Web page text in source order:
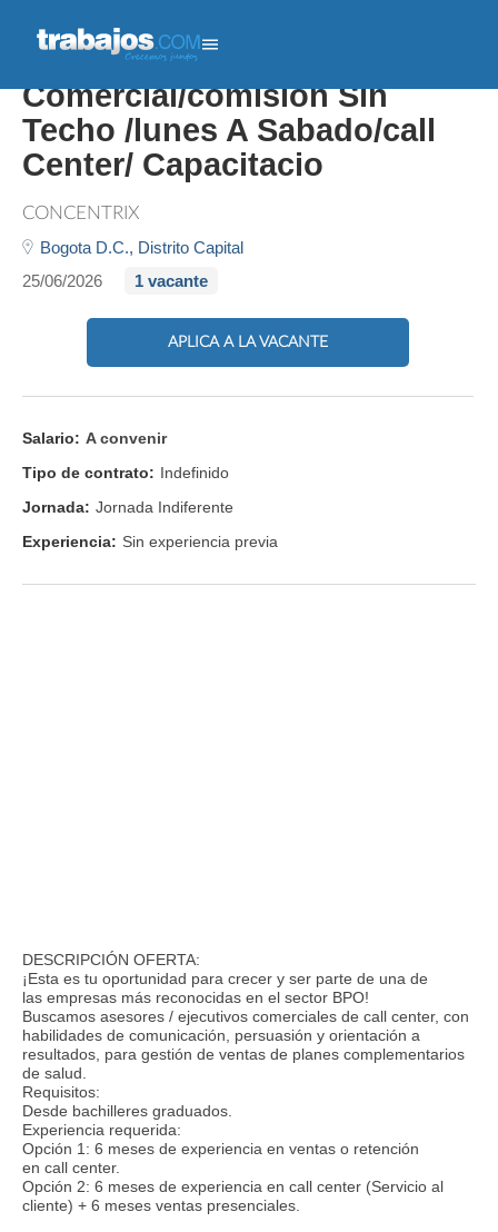
Bachiller/asesor
Comercial/comision Sin
Techo /lunes A Sabado/call
Center/ Capacitacio
CONCENTRIX
Bogota D.C., Distrito Capital
25/06/2026
1 vacante
APLICA A LA VACANTE
Salario: A convenir
Tipo de contrato: Indefinido
Jornada: Jornada Indiferente
Experiencia: Sin experiencia previa
DESCRIPCIÓN OFERTA:
¡Esta es tu oportunidad para crecer y ser parte de una de
las empresas más reconocidas en el sector BPO!
Buscamos asesores / ejecutivos comerciales de call center, con
habilidades de comunicación, persuasión y orientación a
resultados, para gestión de ventas de planes complementarios
de salud.
Requisitos:
Desde bachilleres graduados.
Experiencia requerida:
Opción 1: 6 meses de experiencia en ventas o retención
en call center.
Opción 2: 6 meses de experiencia en call center (Servicio al
cliente) + 6 meses ventas presenciales.